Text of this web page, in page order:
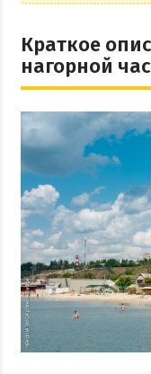
НОВОПЕТРОВКА
ЛЕЧЕНИЕ И
Грязи, лиманы и
Санатории
История курорта
ПИТАНИЕ
РАЗВЛЕЧЕНИЯ
Аквапарк
Дельфинарий
Зоопарк
Краткое
нагорной